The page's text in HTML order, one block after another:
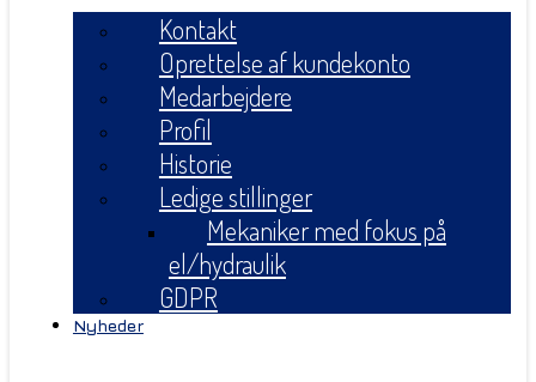
Kontakt
Oprettelse af kundekonto
Medarbejdere
Profil
Historie
Ledige stillinger
Mekaniker med fokus på
el/hydraulik
GDPR
Nyheder